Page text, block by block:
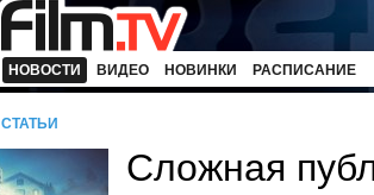
НОВОСТИ ВИДЕО НОВИНКИ РАСПИСАНИЕ
СТАТЬИ
Сложная